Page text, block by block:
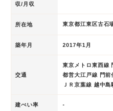
収/月収
所在地 東京都江東区古石
築年月 2017年1月
交通
東京メトロ東西線
都営大江戸線 門前
ＪＲ京葉線 越中
建ぺい率 -